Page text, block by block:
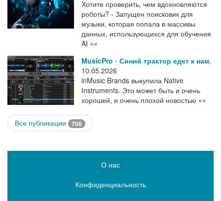
Хотите проверить, чем вдохновляются
роботы? - Запущен поисковик для
музыки, которая попала в массивы
данных, использующихся для обучения
AI »»
MusicPro - Синий трактор едет к нам,
10.05.2026
inMusic Brands выкупила Native
Instruments. Это может быть и очень
хорошей, и очень плохой новостью »»
Все публикации 706
О нас
Конфиденциальность